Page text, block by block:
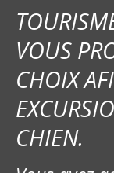
i
o
n
d
e
VOUS
CHOIX
CHIEN.